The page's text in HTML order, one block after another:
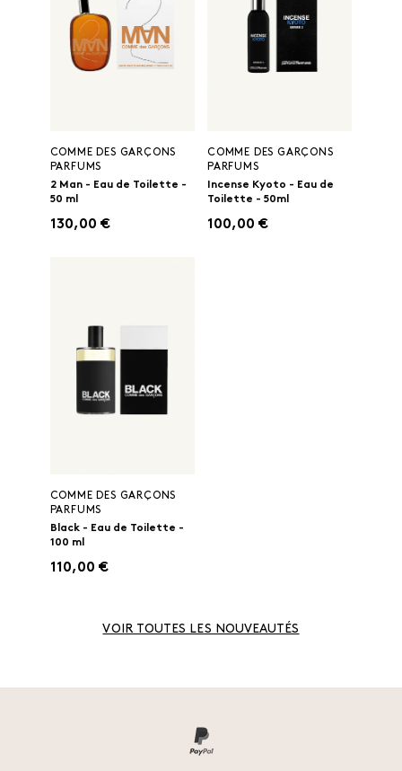
COMME DES GARÇONS
PARFUMS
2 Man - Eau de Toilette -
50 ml
130,00 €
COMME DES GARÇONS
PARFUMS
Incense Kyoto - Eau de
Toilette - 50ml
100,00 €
COMME DES GARÇONS
PARFUMS
Black - Eau de Toilette -
100 ml
110,00 €
VOIR TOUTES LES NOUVEAUTÉS